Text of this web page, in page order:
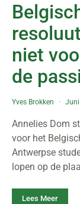
niet
de
Yves Brokken Juni
Annelies Dom
voor het
Antwerpse
lopen op de
Lees Meer